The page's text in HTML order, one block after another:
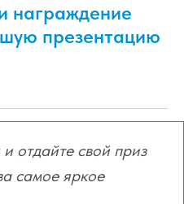
награждение
презентацию
отдайте свой приз
самое яркое